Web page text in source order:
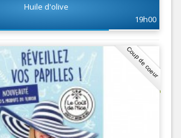
Huile d'olive
19h00
Coup de coeur